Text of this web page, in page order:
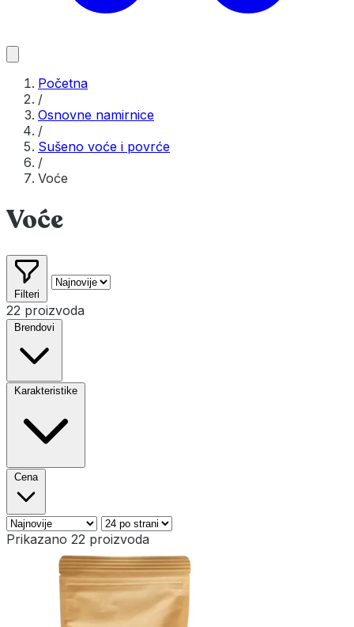
Početna
/
Osnovne namirnice
/
Sušeno voće i povrće
/
Voće
Voće
Filteri
22 proizvoda
Brendovi
Karakteristike
Cena
Prikazano 22 proizvoda